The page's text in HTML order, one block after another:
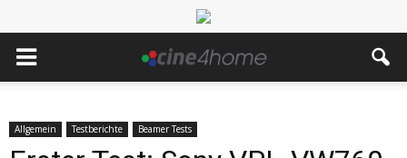
Allgemein Testberichte Beamer Tests